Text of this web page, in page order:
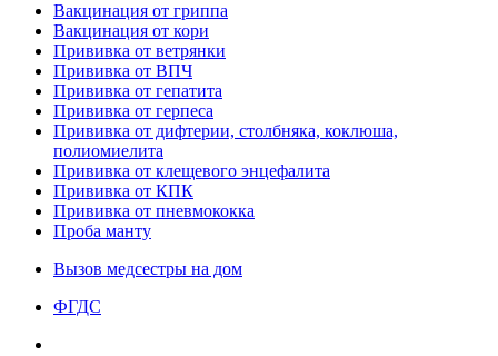
Вакцинация от гриппа
Вакцинация от кори
Прививка от ветрянки
Прививка от ВПЧ
Прививка от гепатита
Прививка от герпеса
Прививка от дифтерии, столбняка, коклюша,
полиомиелита
Прививка от клещевого энцефалита
Прививка от КПК
Прививка от пневмококка
Проба манту
Вызов медсестры на дом
ФГДС